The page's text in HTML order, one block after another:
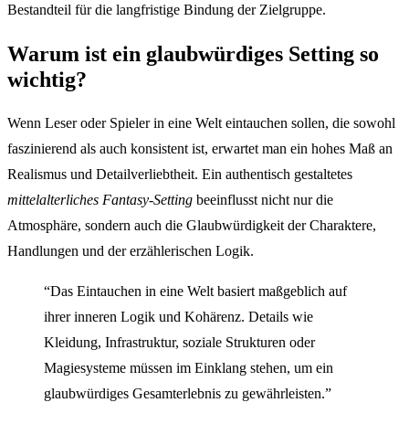
Bestandteil für die langfristige Bindung der Zielgruppe.
Warum ist ein glaubwürdiges Setting so
wichtig?
Wenn Leser oder Spieler in eine Welt eintauchen sollen, die sowohl
faszinierend als auch konsistent ist, erwartet man ein hohes Maß an
Realismus und Detailverliebtheit. Ein authentisch gestaltetes
mittelalterliches Fantasy-Setting beeinflusst nicht nur die
Atmosphäre, sondern auch die Glaubwürdigkeit der Charaktere,
Handlungen und der erzählerischen Logik.
“Das Eintauchen in eine Welt basiert maßgeblich auf
ihrer inneren Logik und Kohärenz. Details wie
Kleidung, Infrastruktur, soziale Strukturen oder
Magiesysteme müssen im Einklang stehen, um ein
glaubwürdiges Gesamterlebnis zu gewährleisten.”